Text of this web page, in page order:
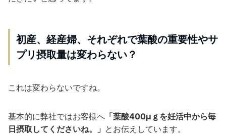
初産、経産婦、それぞれで葉酸の重要性やサ
プリ摂取量は変わらない？
これは変わらないですね。
基本的に弊社ではお客様へ 「葉酸400μｇを妊活中から毎
日摂取してくださいね。」 とお伝えしています。